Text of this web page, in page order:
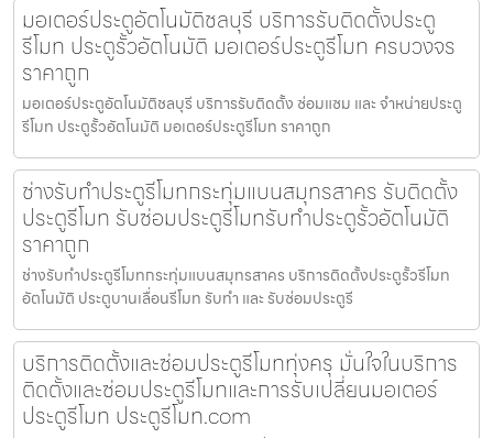
มอเตอร์ประตูอัตโนมัติชลบุรี บริการรับติดตั้งประตู
รีโมท ประตูรั้วอัตโนมัติ มอเตอร์ประตูรีโมท ครบวงจร
ราคาถูก
มอเตอร์ประตูอัตโนมัติชลบุรี บริการรับติดตั้ง ซ่อมแซม และ จำหน่ายประตู
รีโมท ประตูรั้วอัตโนมัติ มอเตอร์ประตูรีโมท ราคาถูก
ช่างรับทำประตูรีโมทกระทุ่มแบนสมุทรสาคร รับติดตั้ง
ประตูรีโมท รับซ่อมประตูรีโมทรับทำประตูรั้วอัตโนมัติ
ราคาถูก
ช่างรับทำประตูรีโมทกระทุ่มแบนสมุทรสาคร บริการติดตั้งประตูรั้วรีโมท
อัตโนมัติ ประตูบานเลื่อนรีโมท รับทำ และ รับซ่อมประตูรี
บริการติดตั้งและซ่อมประตูรีโมททุ่งครุ มั่นใจในบริการ
ติดตั้งและซ่อมประตูรีโมทและการรับเปลี่ยนมอเตอร์
ประตูรีโมท ประตูรีโมท.com